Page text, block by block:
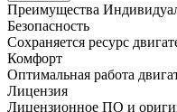
Преимущества
Безопасность
Сохраняется ресурс
Комфорт
Оптимальная работа
Лицензия
Лицензионное ПО и